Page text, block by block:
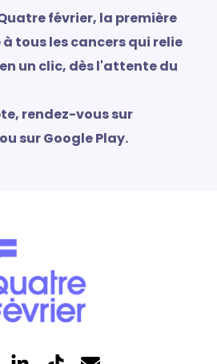
février, la première
tous les cancers qui relie
un clic, dès l'attente du
rendez-vous sur
ou sur Google Play.